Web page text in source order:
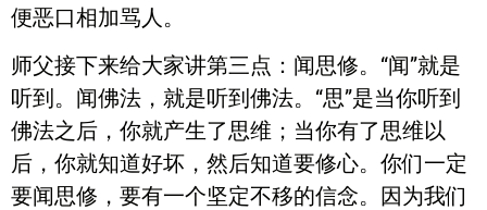
便恶口相加骂人。
师父接下来给大家讲第三点：闻思修。“闻”就是
听到。闻佛法，就是听到佛法。“思”是当你听到
佛法之后，你就产生了思维；当你有了思维以
后，你就知道好坏，然后知道要修心。你们一定
要闻思修，要有一个坚定不移的信念。因为我们